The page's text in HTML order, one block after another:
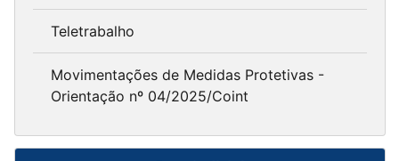
Teletrabalho
Movimentações de Medidas Protetivas -
Orientação nº 04/2025/Coint